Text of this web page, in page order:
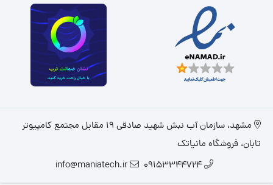
مشهد، سازمان آب نبش شهید صادقی 19 مقابل مجتمع کامپیوتر
تابان، فروشگاه مانیاتک
09153344724
info@maniatech.ir